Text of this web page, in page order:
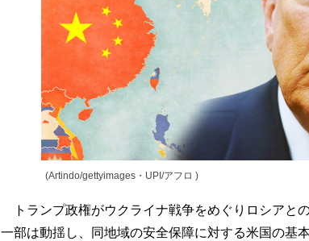
(Artindo/gettyimages・UPI/アフロ )
トランプ政権がウクライナ戦争をめぐりロシアと
一部は動揺し、同地域の安全保障に対する米国の基